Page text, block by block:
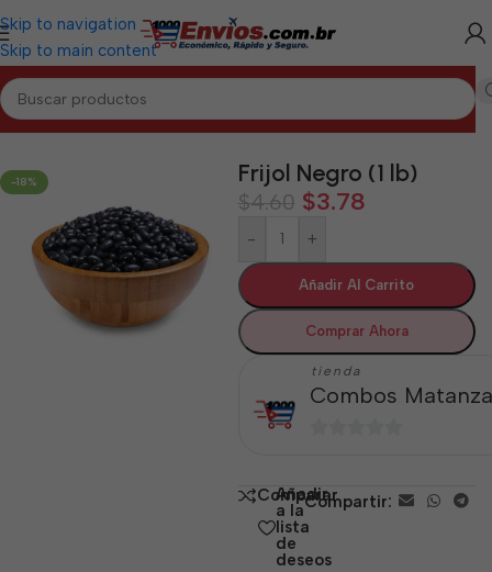
Skip to navigation
Skip to main content
Inicio/MATANZAS/Granos Matanzas
-18% Frijol Negro (1 lb)
$4.60 $3.78
- +
Añadir Al Carrito
Comprar Ahora
tienda
Combos
5
Comparar
Añadir
a la
lista
de
deseos
Compartir: